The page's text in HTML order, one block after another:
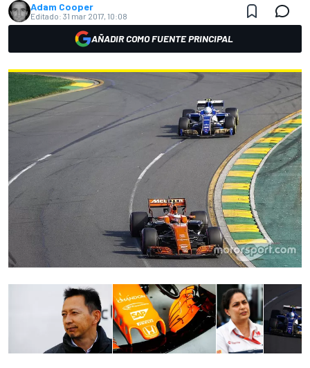
Adam Cooper
Editado: 31 mar 2017, 10:08
AÑADIR COMO FUENTE PRINCIPAL